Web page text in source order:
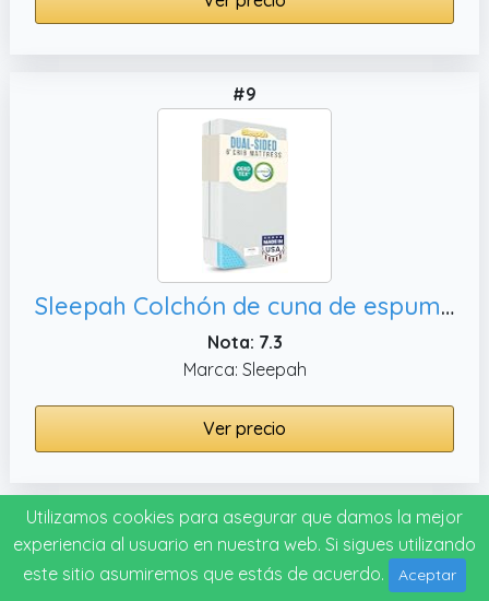
#9
Sleepah Colchón de cuna de espuma viscoelástica de enfriamiento de doble cara (52 pulgadas a 28 pulgadas 5 pulgadas),certificado Certipur para bebés y niños
Nota: 7.3
Marca: Sleepah
Ver precio
Mejor calidad/precio
#10
Utilizamos cookies para asegurar que damos la mejor
experiencia al usuario en nuestra web. Si sigues utilizando
este sitio asumiremos que estás de acuerdo.
Aceptar